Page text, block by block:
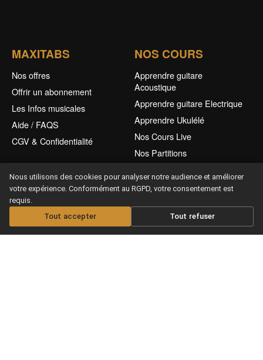
MAXITABS
Nos offres
Offrir un abonnement
Les Infos musicales
Aide / FAQS
CGV & Confidentialité
NOS COURS
Apprendre guitare
Acoustique
Apprendre guitare Electrique
Apprendre Ukulélé
Nos Cours Live
Nos Partitions
Nous utilisons des cookies pour analyser notre audience et améliorer
votre expérience. Conformément au RGPD, votre consentement est
requis.
Tout accepter
Tout refuser